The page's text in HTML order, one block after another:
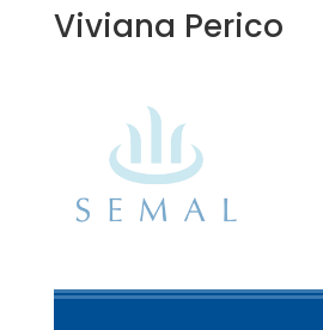
Viviana Perico